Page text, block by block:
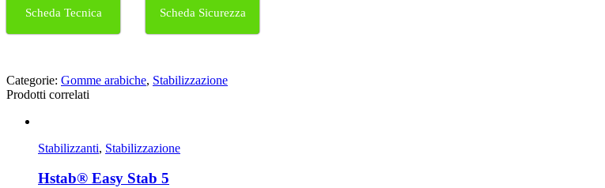
Scheda Tecnica Scheda Sicurezza
Categorie: Gomme arabiche, Stabilizzazione
Prodotti correlati
Stabilizzanti, Stabilizzazione
Hstab® Easy Stab 5